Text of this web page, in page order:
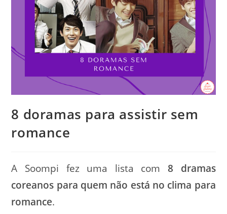
8 doramas para assistir sem
romance
A Soompi fez uma lista com 8 dramas
coreanos para quem não está no clima para
romance.